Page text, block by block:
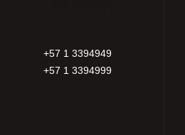
+57 1 3394949
+57 1 3394999